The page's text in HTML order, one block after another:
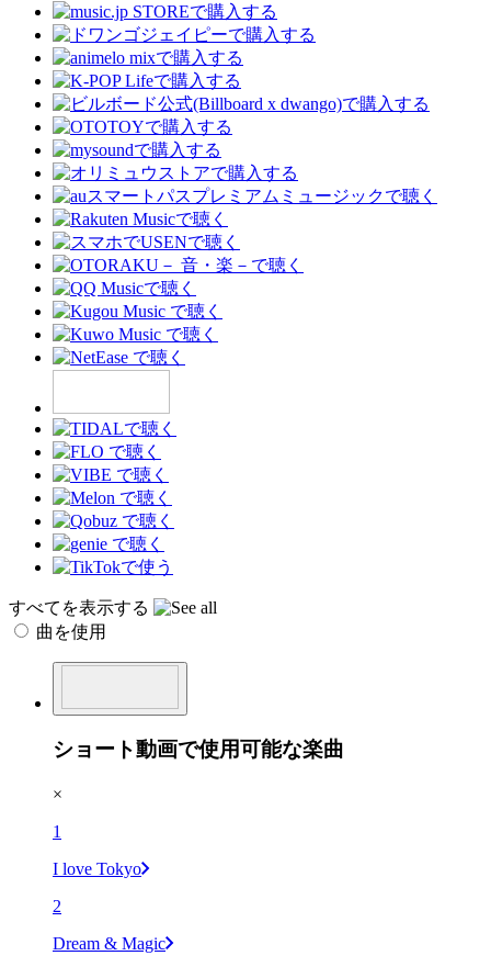
すべてを表示する
曲を使用
ショート動画で使用可能な楽曲
×
1
I love Tokyo
2
Dream & Magic